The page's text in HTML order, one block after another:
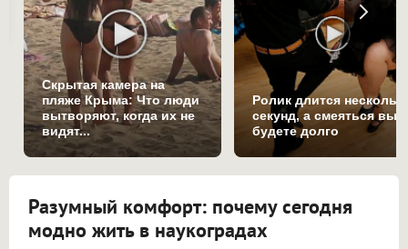
Скрытая камера на
пляже Крыма: Что люди
вытворяют, когда их не
видят...
Ролик длится
секунд, а смеяться вы
будете долго
Разумный комфорт: почему сегодня
модно жить в наукоградах